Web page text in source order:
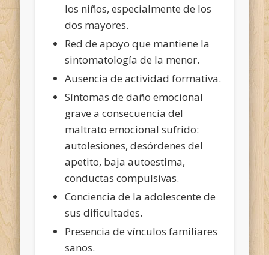
los niños, especialmente de los
dos mayores.
Red de apoyo que mantiene la
sintomatología de la menor.
Ausencia de actividad formativa.
Síntomas de daño emocional
grave a consecuencia del
maltrato emocional sufrido:
autolesiones, desórdenes del
apetito, baja autoestima,
conductas compulsivas.
Conciencia de la adolescente de
sus dificultades.
Presencia de vínculos familiares
sanos.